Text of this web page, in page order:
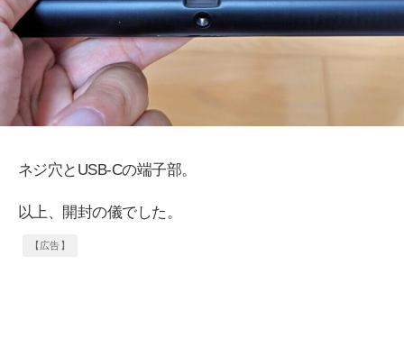
ネジ穴とUSB-Cの端子部。
以上、開封の儀でした。
【広告】